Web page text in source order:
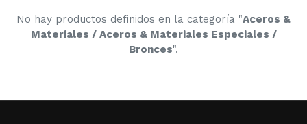
No hay productos definidos en la categoría "Aceros &
Materiales / Aceros & Materiales Especiales /
Bronces".